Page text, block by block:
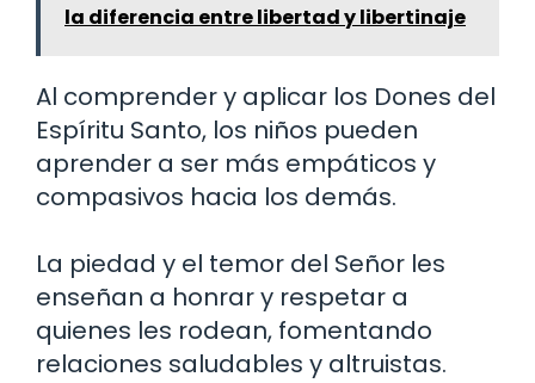
la diferencia entre libertad y libertinaje
Al comprender y aplicar los Dones del
Espíritu Santo, los niños pueden
aprender a ser más empáticos y
compasivos hacia los demás.
La piedad y el temor del Señor les
enseñan a honrar y respetar a
quienes les rodean, fomentando
relaciones saludables y altruistas.